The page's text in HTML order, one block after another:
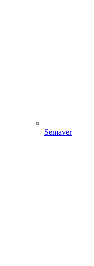
Semaver